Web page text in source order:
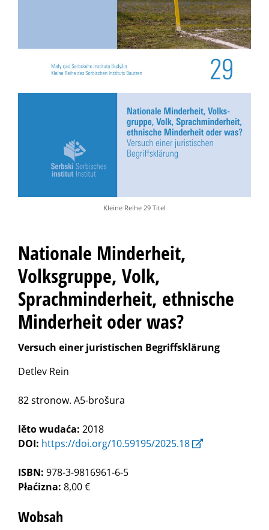
Kleine Reihe 29 Titel
Nationale Minderheit,
Volksgruppe, Volk,
Sprachminderheit, ethnische
Minderheit oder was?
Versuch einer juristischen Begriffsklärung
Detlev Rein
82 stronow. A5-brošura
lěto wudaća: 2018
DOI: https://doi.org/10.59195/2025.18
ISBN: 978-3-9816961-6-5
Płaćizna: 8,00 €
Wobsah